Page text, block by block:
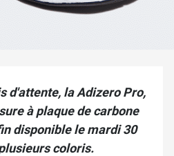
d'attente, la Adizero Pro,
à plaque de carbone
disponible le mardi 30
coloris.